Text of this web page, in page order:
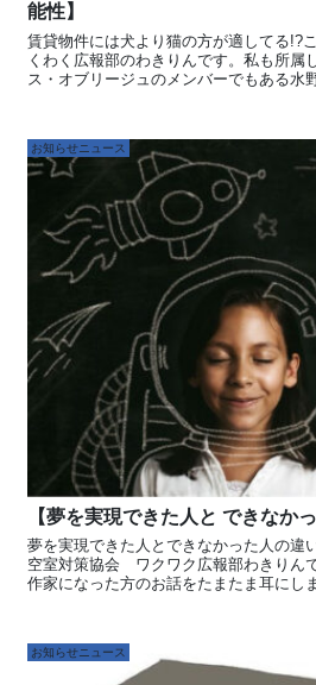
能性】
賃貸物件には犬より猫の方が適してる!?
くわく広報部のわきりんです。私も所属
ス・オブリージュのメンバーでもある水
家から聞く猫専門賃貸の話は今まで私が
可物件とは全く異なるものでした！ま
分の物件の条件にペット可だけど、犬な
お知らせニュース
【夢を実現できた人と できなか
夢を実現できた人とできなかった人の違
空室対策協会 ワクワク広報部わきりん
作家になった方のお話をたまたま耳にし
言。その場に居合わせた他数人も本を書
れど作家になったのは自分ひとりだった
かった人は何が違ったのかそれは実際に
お知らせニュース